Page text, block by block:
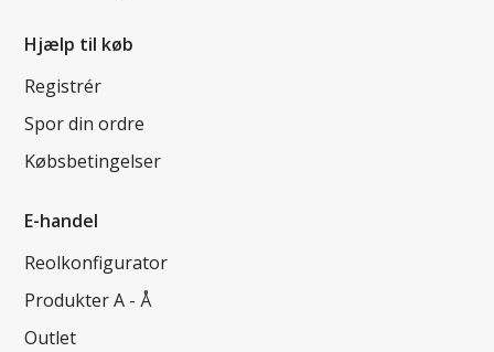
Hjælp til køb
Registrér
Spor din ordre
Købsbetingelser
E-handel
Reolkonfigurator
Produkter A - Å
Outlet